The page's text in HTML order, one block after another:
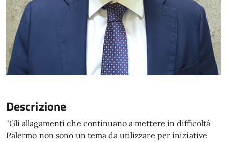
Descrizione
"Gli allagamenti che continuano a mettere in difficoltà
Palermo non sono un tema da utilizzare per iniziative